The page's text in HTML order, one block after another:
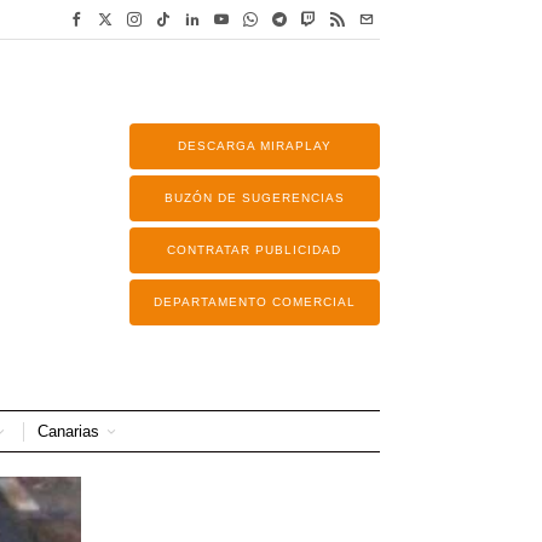
DESCARGA MIRAPLAY
BUZÓN DE SUGERENCIAS
CONTRATAR PUBLICIDAD
DEPARTAMENTO COMERCIAL
Canarias